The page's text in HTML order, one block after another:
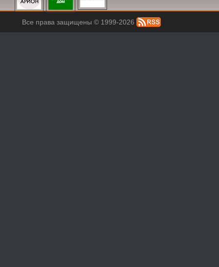
Все права защищены © 1999-2026